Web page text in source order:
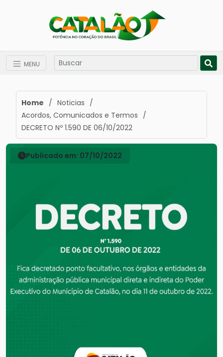
MENU
Home / Noticias /
Acordos, Comunicados e Termos /
DECRETO Nº 1.590 DE 06/10/2022
Publicado em: 07/10/2022